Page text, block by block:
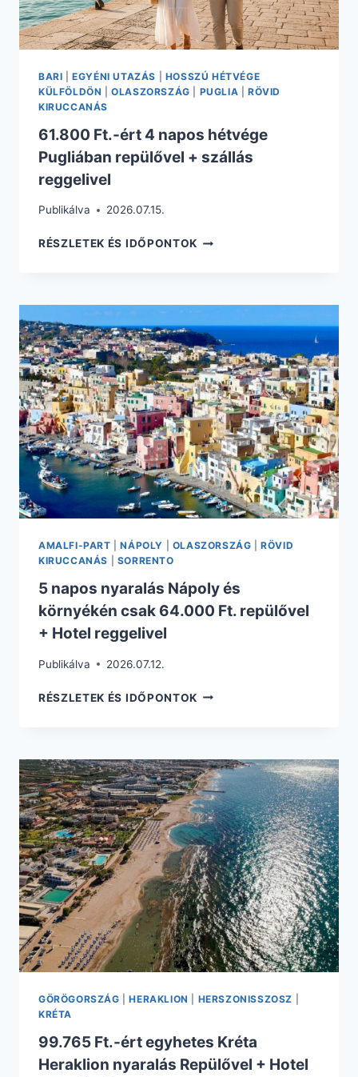
BARI |EGYÉNI UTAZÁS
HOSSZÚ HÉTVÉGE
KÜLFÖLDÖN |OLASZORSZÁG PUGLIA |RÖVID
KIRUCCANÁS
61.800 Ft.-ért 4 napos hétvége
Pugliában repülővel + szállás
reggelivel
Publikálva 2026.07.15.
RÉSZLETEK ÉS IDŐPONTOK 61.800
NAPOS
HÉTVÉGE
PUGLIÁBAN
REPÜLŐVEL
+
SZÁLLÁS
REGGELIVEL
AMALFI-PART |NÁPOLY OLASZORSZÁG |RÖVID
KIRUCCANÁS
SORRENTO
5 napos nyaralás Nápoly és
környékén csak 64.000 Ft. repülővel
+ Hotel reggelivel
Publikálva 2026.07.12.
RÉSZLETEK ÉS IDŐPONTOK 5
ÉS
KÖRNYÉKÉN
CSAK
64.000
FT.
REPÜLŐVEL
+
HOTEL
REGGELIVEL
GÖRÖGORSZÁG |HERAKLION HERSZONISSZOSZ
KRÉTA
99.765 Ft.-ért egyhetes Kréta
Heraklion nyaralás Repülővel + Hotel